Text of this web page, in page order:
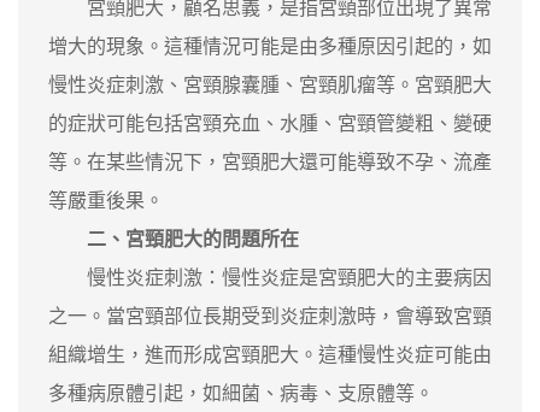
宮頸肥大，顧名思義，是指宮頸部位出現了異常
增大的現象。這種情況可能是由多種原因引起的，如
慢性炎症刺激、宮頸腺囊腫、宮頸肌瘤等。宮頸肥大
的症狀可能包括宮頸充血、水腫、宮頸管變粗、變硬
等。在某些情況下，宮頸肥大還可能導致不孕、流產
等嚴重後果。
二、宮頸肥大的問題所在
慢性炎症刺激：慢性炎症是宮頸肥大的主要病因
之一。當宮頸部位長期受到炎症刺激時，會導致宮頸
組織增生，進而形成宮頸肥大。這種慢性炎症可能由
多種病原體引起，如細菌、病毒、支原體等。